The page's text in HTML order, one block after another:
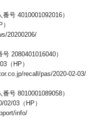
号 4010001092016）
20200206/
2080401016040）
（HP）
recall/pas/2020-02-03/
号 8010001089058）
02/03（HP）
info/